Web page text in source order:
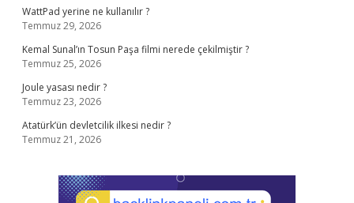
WattPad yerine ne kullanılır ?
Temmuz 29, 2026
Kemal Sunal’ın Tosun Paşa filmi nerede çekilmiştir ?
Temmuz 25, 2026
Joule yasası nedir ?
Temmuz 23, 2026
Atatürk’ün devletcilik ilkesi nedir ?
Temmuz 21, 2026